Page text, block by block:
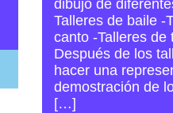
dibujo de
Talleres de baile -
canto -Talleres de
Después de los
hacer una
demostración de
[…]